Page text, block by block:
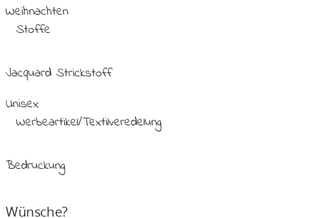
Weihnachten
Stoffe
Jacquard Strickstoff
Unisex
Werbeartikel/Textilveredelung
Bedruckung
Wünsche?